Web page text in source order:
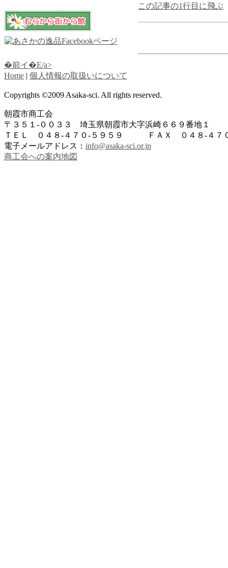
この記事の1行目に飛ぶ
�前イ�E/a>
Home | 個人情報の取扱いについて
Copyrights ©2009 Asaka-sci. All rights reserved.
朝霞市商工会
〒３５１-００３３ 埼玉県朝霞市大字浜崎６６９番地１
ＴＥＬ ０４８-４７０-５９５９ ＦＡＸ ０４８-４７
電子メールアドレス： info@asaka-sci.or.jp
商工会への案内地図